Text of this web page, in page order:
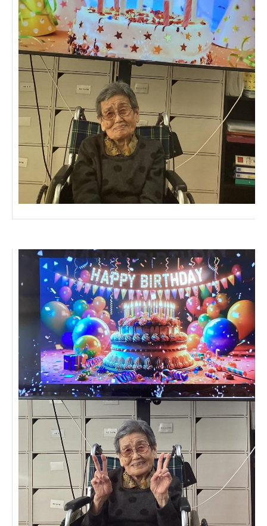
あげお共生の家
医療法人 京都翔医会
西京都病院
西京都クリニック
洛桂の郷
桂寿の郷
訪問看護ステーション秋桜
上桂の郷
ファミリエール吉祥院
教育（共に生きる仲間達）
学校法人明星学園 関東福祉専門学校
国際医療専門学校 浦和学院高等学校
特定非営利活動法人ファイアーレッズメディカルスポ
ーツクラブ
特定非営利活動法人アート応援隊
その他
Mediclude 株式会社アジアメデカ元気事業団
株式会社フラワーコミュニティ放送
Medicare Lead Japan
株式会社日本医科学研究所
特定非営利活動法人共生フォーラム
一般社団法人フードラボジャパン
特定非営利活動法人日本医療福祉機構
株式会社アメックファーマシー